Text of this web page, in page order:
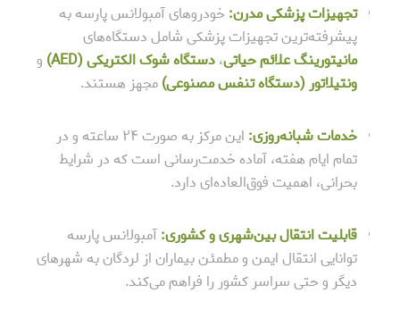
تجهیزات پزشکی مدرن: خودروهای آمبولانس پارسه به
پیشرفته‌ترین تجهیزات پزشکی شامل دستگاه‌های
مانیتورینگ علائم حیاتی،دستگاه شوک الکتریکی (AED)
و
ونتیلاتور (دستگاه تنفس مصنوعی)مجهز هستند.
خدمات شبانه‌روزی:
این مرکز به صورت ۲۴ ساعته و در
تمام ایام هفته، آماده خدمت‌رسانی است که در شرایط
بحرانی، اهمیت فوق‌العاده‌ای دارد.
قابلیت انتقال بین‌شهری و کشوری:آمبولانس پارسه
توانایی انتقال ایمن و مطمئن بیماران از لردگان به شهرهای
دیگر و حتی سراسر کشور را فراهم می‌کند.